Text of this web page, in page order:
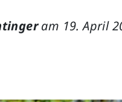
am 19. April